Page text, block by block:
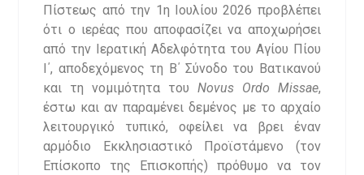
Πίστεως από την 1η Ιουλίου 2026 προβλέπει
ότι ο ιερέας που αποφασίζει να αποχωρήσει
από την Ιερατική Αδελφότητα του Αγίου Πίου
Ι΄, αποδεχόμενος τη Β΄ Σύνοδο του Βατικανού
και τη νομιμότητα του Novus Ordo Missae,
έστω και αν παραμένει δεμένος με το αρχαίο
λειτουργικό τυπικό, οφείλει να βρει έναν
αρμόδιο Εκκλησιαστικό Προϊστάμενο (τον
Επίσκοπο της Επισκοπής) πρόθυμο να τον